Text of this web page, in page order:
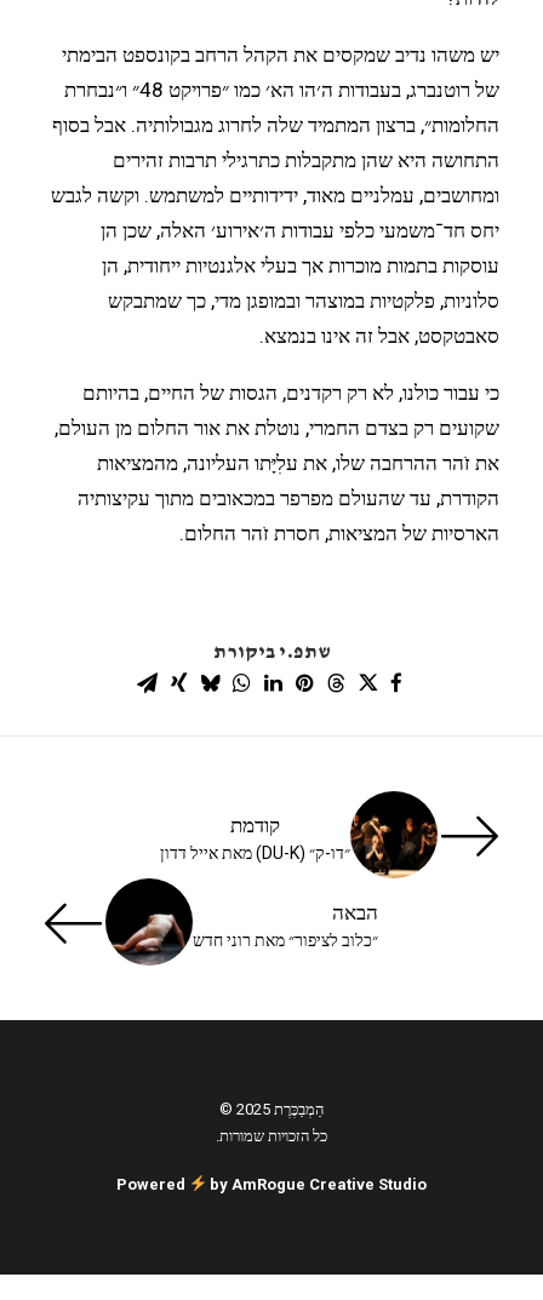
יש משהו נדיב שמקסים את הקהל הרחב בקונספט הבימתי
של רוטנברג, בעבודות ה׳הו הא׳ כמו ״פרויקט 48״ ו״נבחרת
החלומות״, ברצון המתמיד שלה לחרוג מגבולותיה. אבל בסוף
התחושה היא שהן מתקבלות כתרגילי תרבות זהירים
ומחושבים, עמלניים מאוד, ידידותיים למשתמש. וקשה לגבש
יחס חד־משמעי כלפי עבודות ה׳אירוע׳ האלה, שכן הן
עוסקות בתמות מוכרות אך בעלי אלגנטיות ייחודית, הן
סלוניות, פלקטיות במוצהר ובמופגן מדי, כך שמתבקש
סאבטקסט, אבל זה אינו בנמצא.
כי עבור כולנו, לא רק רקדנים, הגסות של החיים, בהיותם
שקועים רק בצדם החמרי, נוטלת את אור החלום מן העולם,
את זֹהר ההרחבה שלו, את עלִיָּתו העליונה, מהמציאות
הקודרת, עד שהעולם מפרפר במכאובים מתוך עקיצותיה
הארסיות של המציאות, חסרת זֹהר החלום.
שתפ.י ביקורת
קודמת
״דו-ק״ (DU-K) מאת אייל דדון
הבאה
״כלוב לציפור״ מאת רוני חדש
הַמְבַכֶּרֶת 2025 ©
כל הזכויות שמורות.
Powered by AmRogue Creative Studio